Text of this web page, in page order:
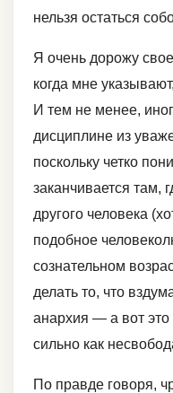
нельзя остаться
Я очень дорожу
когда мне
И тем не менее,
дисциплине из
поскольку четко
заканчивается там,
другого человека
подобное
сознательном
делать то, что
анархия — а вот это
сильно как
По правде говоря,